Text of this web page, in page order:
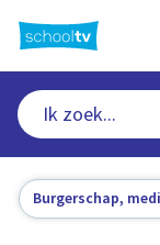
naar
hoofdinhoud
Burgerschap,